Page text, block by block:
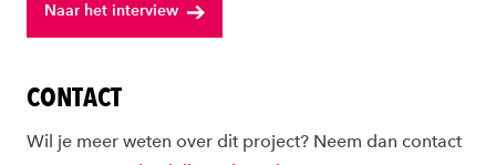
Naar het interview
CONTACT
Wil je meer weten over dit project? Neem dan contact